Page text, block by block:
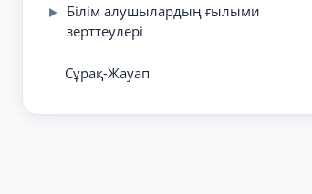
▶
Білім алушылардың ғылыми
зерттеулері
Сұрақ-Жауап